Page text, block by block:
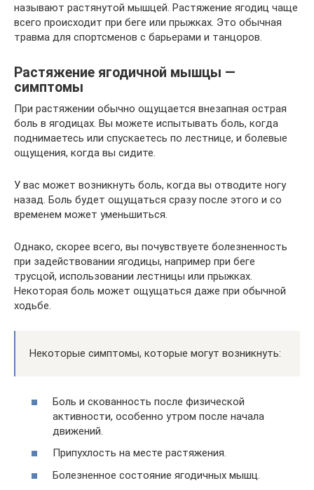
называют растянутой мышцей. Растяжение ягодиц чаще
всего происходит при беге или прыжках. Это обычная
травма для спортсменов с барьерами и танцоров.
Растяжение ягодичной мышцы —
симптомы
При растяжении обычно ощущается внезапная острая
боль в ягодицах. Вы можете испытывать боль, когда
поднимаетесь или спускаетесь по лестнице, и болевые
ощущения, когда вы сидите.
У вас может возникнуть боль, когда вы отводите ногу
назад. Боль будет ощущаться сразу после этого и со
временем может уменьшиться.
Однако, скорее всего, вы почувствуете болезненность
при задействовании ягодицы, например при беге
трусцой, использовании лестницы или прыжках.
Некоторая боль может ощущаться даже при обычной
ходьбе.
Некоторые симптомы, которые могут возникнуть:
Боль и скованность после физической
активности, особенно утром после начала
движений.
Припухлость на месте растяжения.
Болезненное состояние ягодичных мышц.